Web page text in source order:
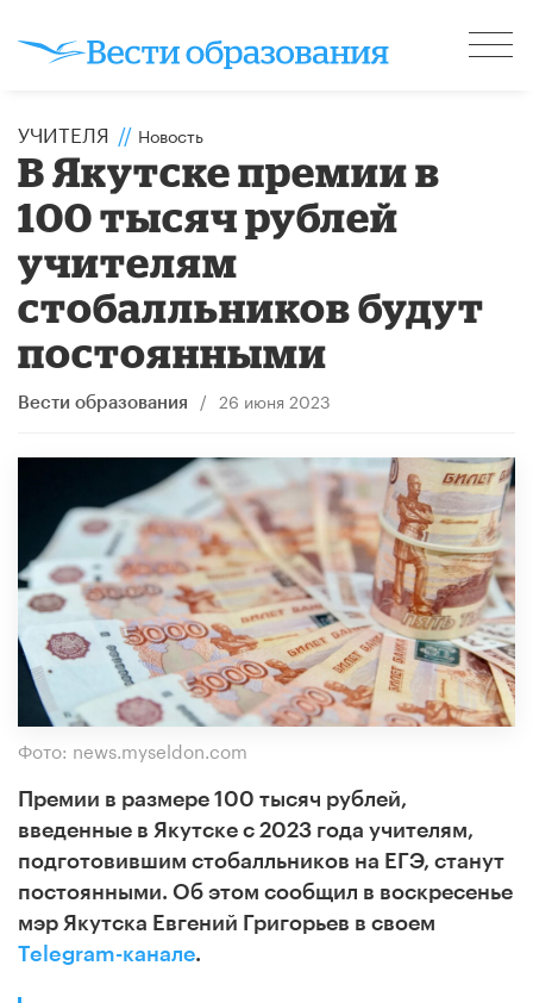
УЧИТЕЛЯ // Новость
В Якутске премии в
100 тысяч рублей
учителям
стобалльников будут
постоянными
Вести образования / 26 июня 2023
Фото: news.myseldon.com
Премии в размере 100 тысяч рублей,
введенные в Якутске с 2023 года учителям,
подготовившим стобалльников на ЕГЭ, станут
постоянными. Об этом сообщил в воскресенье
мэр Якутска Евгений Григорьев в своем
Telegram-канале.